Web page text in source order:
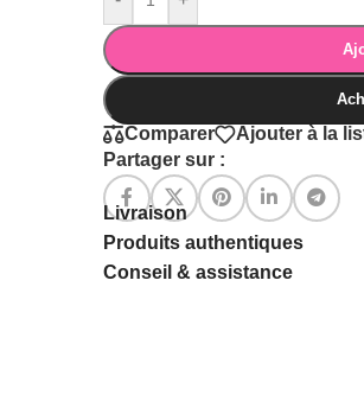
Comparer
Ajouter à la
Partager sur :
Livraison
Produits authentiques
Conseil & assistance